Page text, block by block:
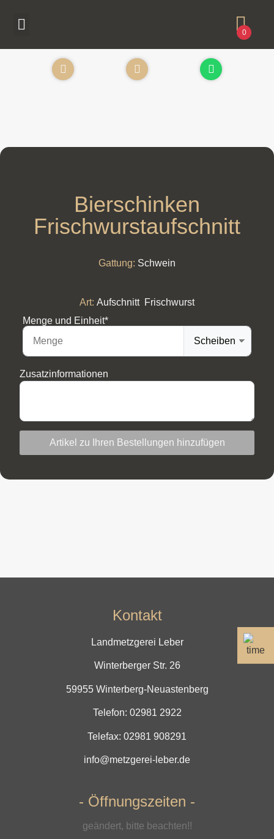
0
Bierschinken
Frischwurstaufschnitt
Gattung: Schwein
Art: Aufschnitt, Frischwurst
Menge und Einheit*
Zusatzinformationen
Artikel zu Ihren Bestellungen hinzufügen
Kontakt
Landmetzgerei Leber
Winterberger Str. 26
59955 Winterberg-Neuastenberg
Telefon: 02981 2922
Telefax: 02981 908291
info@metzgerei-leber.de
- Öffnungszeiten -
geändert, bitte beachten!!